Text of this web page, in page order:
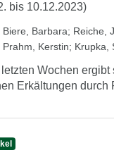
bis 10.12.2023)
Biere, Barbara; Reiche,
Prahm, Kerstin; Krupka,
Wochen
Erkältungen